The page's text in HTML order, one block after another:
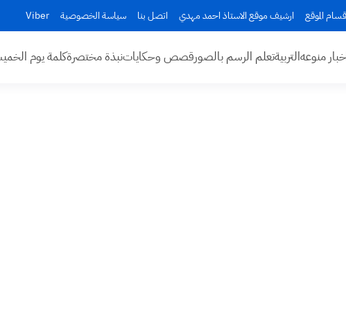
الموقع ارشيف موقع الاستاذ احمد مهدي اتصل بنا سياسة الخصوصية Viber
منوعهالتربيةتعلم الرسم بالصورقصص وحكاياتنبذة مختصرةكلمة يوم